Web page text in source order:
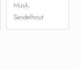
Musk,
Sandelhout